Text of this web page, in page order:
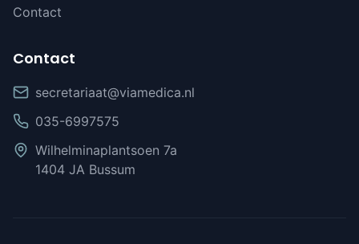
Contact
Contact
secretariaat@viamedica.nl
035-6997575
Wilhelminaplantsoen 7a
1404 JA Bussum